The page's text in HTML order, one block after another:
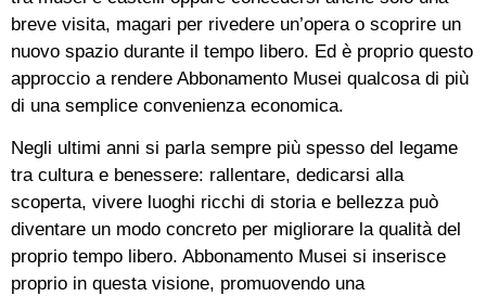
breve visita, magari per rivedere un’opera o scoprire un
nuovo spazio durante il tempo libero. Ed è proprio questo
approccio a rendere Abbonamento Musei qualcosa di più
di una semplice convenienza economica.
Negli ultimi anni si parla sempre più spesso del legame
tra cultura e benessere: rallentare, dedicarsi alla
scoperta, vivere luoghi ricchi di storia e bellezza può
diventare un modo concreto per migliorare la qualità del
proprio tempo libero. Abbonamento Musei si inserisce
proprio in questa visione, promuovendo una